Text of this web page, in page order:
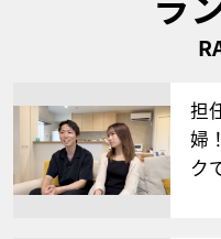
担
婦
ク